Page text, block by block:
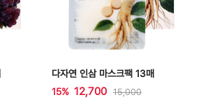
다자연 인삼 마스크팩 13매
15% 12,700 15,000